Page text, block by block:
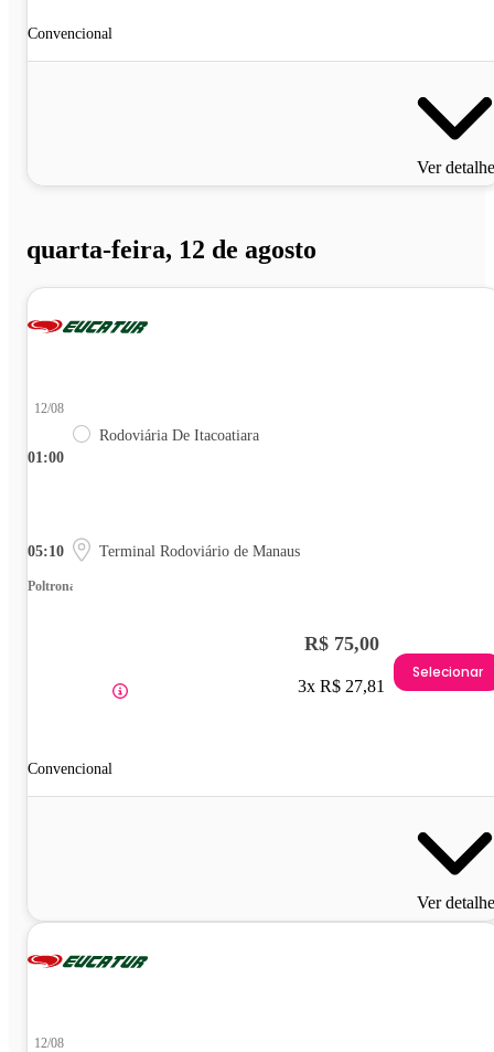
Convencional
Ver
quarta-feira, 12 de agosto
01:00
12/08
Rodoviária De Itacoatiara
05:10 Terminal Rodoviário de Manaus
Poltrona
Convencional
R$ 75,00
3x R$ 27,81
Selecionar
Ver
12/08